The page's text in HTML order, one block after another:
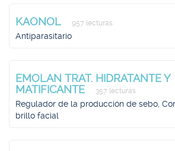
KAONOL 957 lecturas
Antiparasitario
EMOLAN TRAT. HIDRATANTE Y
MATIFICANTE
357 lecturas
Regulador de la producción de sebo,
brillo facial